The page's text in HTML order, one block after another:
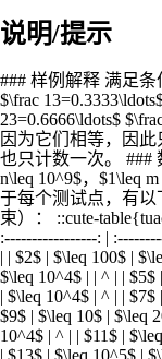
说明/提示
### 样例解释 满足条
$\frac
23=0.6666\ldots$
因为它们相等，因此
也只计数一次。 ###
n\leq 10^9$，$1\leq
于每个测试点，有
束）： ::cute-
:-----------------: |
| | $2$ | $\leq 100$ |
$\leq 10^4$ | | ^ | | $5$
| $\leq 10^4$ | ^ | | $7$
$9$ | $\leq 10$ | $\leq
10^4$ | ^ | | $11$ |